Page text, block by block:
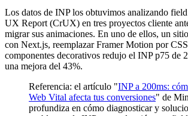
Los datos de INP los obtuvimos analizando
UX Report (CrUX) en tres proyectos cliente
migrar sus animaciones. En uno de ellos, un
con Next.js, reemplazar Framer Motion por
componentes decorativos redujo el INP p75 de
una mejora del 43%.
Referencia: el artículo "INP a 200ms:
Web Vital afecta tus conversiones" de
profundiza en cómo diagnosticar y